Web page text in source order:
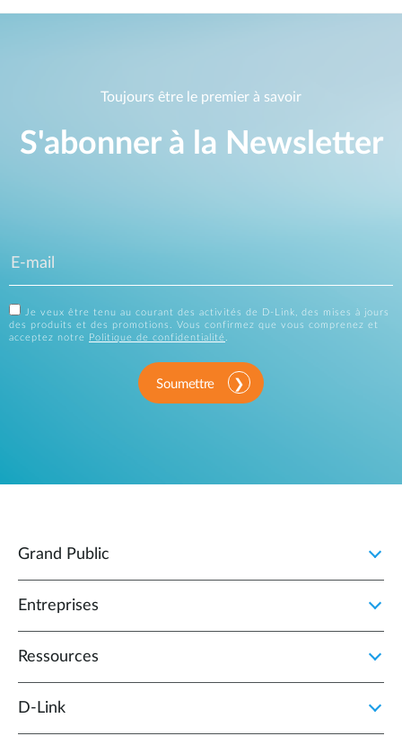
Toujours être le premier à savoir
S'abonner à la Newsletter
Je veux être tenu au courant des activités de D-Link, des mises à jours
des produits et des promotions. Vous confirmez que vous comprenez et
acceptez notre
Politique de confidentialité.
Soumettre
Grand Public
Entreprises
Ressources
D‑Link